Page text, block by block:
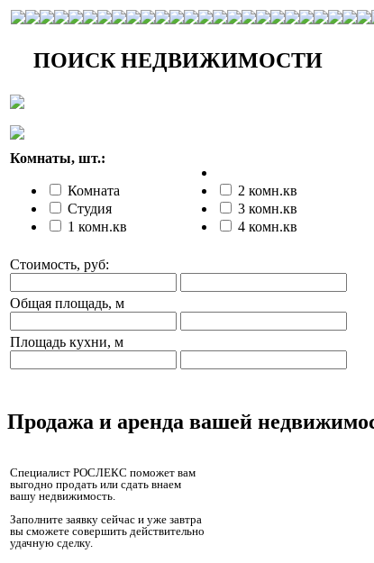
ПОИСК НЕДВИЖИМОСТИ
Комнаты, шт.:
Комната
Студия
1 комн.кв
2 комн.кв
3 комн.кв
4 комн.кв
Стоимость, руб:
Общая площадь, м
Площадь кухни, м
Продажа и аренда вашей
Специалист РОСЛЕКС поможет вам
выгодно продать или сдать внаем
вашу недвижимость.
Заполните заявку сейчас и уже завтра
вы сможете совершить действительно
удачную сделку.